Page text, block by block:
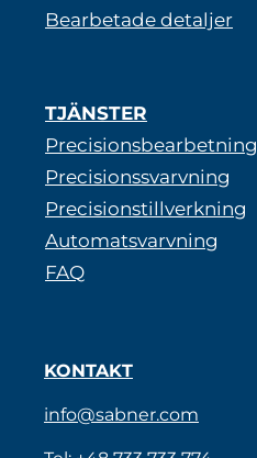
Bearbetade detaljer
TJÄNSTER
Precisionsbearbetning
Precisionssvarvning
Precisionstillverkning
Automatsvarvning
FAQ
KONTAKT
info@sabner.com